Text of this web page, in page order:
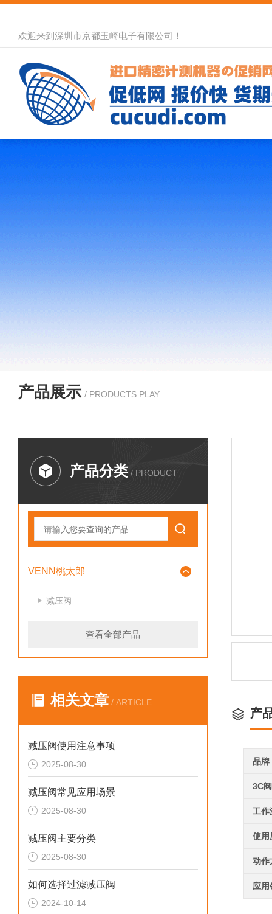
欢迎来到深圳市京都玉崎电子有限公司！
产品展示 / PRODUCTS PLAY
产品分类 / PRODUCT
VENN桃太郎
减压阀
查看全部产品
相关文章 / ARTICLE
减压阀使用注意事项
2025-08-30
减压阀常见应用场景
2025-08-30
减压阀主要分类
2025-08-30
如何选择过滤减压阀
2024-10-14
产
品牌
3C
工作
使用
动作
应用